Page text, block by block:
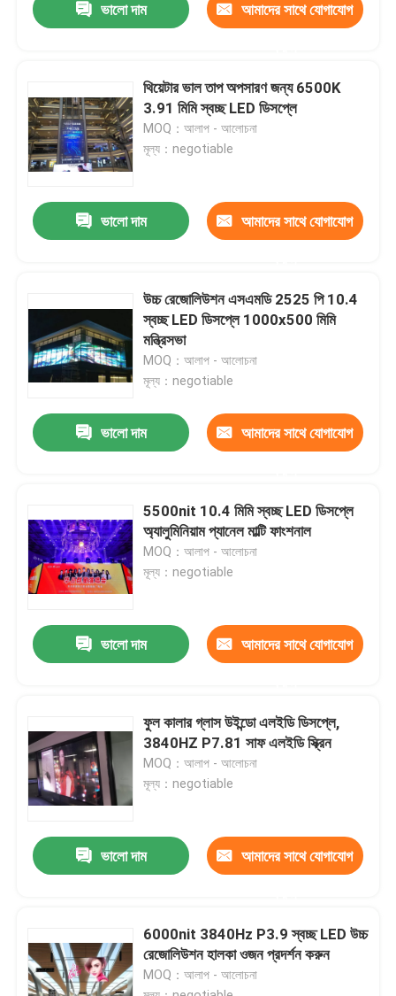
পণ্য
আমাদের সম্পর্কে
কারখানা ভ্রমণ
যোগাযোগ করুন
কেস
ইনডোর ভাড়া এলইডি ডিসপ্লে
আউটডোর ভাড়া LED ডিসপ্লে
ভালো দাম আমাদের সাথে যোগাযোগ
থিয়েটার ভাল তাপ অপসারণ জন্য 6500K
3.91 মিমি স্বচ্ছ LED ডিসপ্লে
MOQ：আলাপ - আলোচনা
মূল্য：negotiable
ভালো দাম আমাদের সাথে যোগাযোগ
উচ্চ রেজোলিউশন এসএমডি 2525 পি 10.4
স্বচ্ছ LED ডিসপ্লে 1000x500 মিমি
মন্ত্রিসভা
MOQ：আলাপ - আলোচনা
মূল্য：negotiable
ভালো দাম আমাদের সাথে যোগাযোগ
5500nit 10.4 মিমি স্বচ্ছ LED ডিসপ্লে
অ্যালুমিনিয়াম প্যানেল মাল্টি ফাংশনাল
MOQ：আলাপ - আলোচনা
মূল্য：negotiable
ভালো দাম আমাদের সাথে যোগাযোগ
ফুল কালার গ্লাস উইন্ডো এলইডি ডিসপ্লে,
3840HZ P7.81 সাফ এলইডি স্ক্রিন
MOQ：আলাপ - আলোচনা
মূল্য：negotiable
ভালো দাম আমাদের সাথে যোগাযোগ
6000nit 3840Hz P3.9 স্বচ্ছ LED উচ্চ
রেজোলিউশন হালকা ওজন প্রদর্শন করুন
MOQ：আলাপ - আলোচনা